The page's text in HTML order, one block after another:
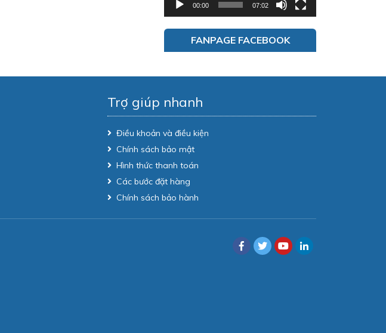
00:00 07:02
FANPAGE FACEBOOK
Trợ giúp nhanh
Điều khoản và điều kiện
Chính sách bảo mật
Hình thức thanh toán
Các bước đặt hàng
Chính sách bảo hành